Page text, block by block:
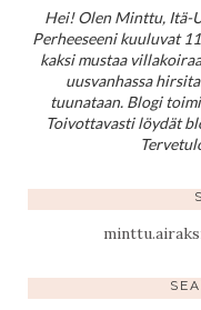
Hei! Olen Minttu, Itä-
Perheeseeni kuuluvat
kaksi mustaa
uusvanhassa
tuunataan. Blogi
Toivottavasti löydät